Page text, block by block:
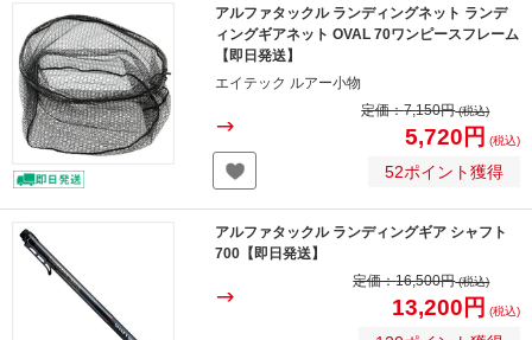
アルファタックル ランディングネット ランデ
ィングギアネット OVAL 70ワンピースフレーム
【即日発送】
エイテック ルアー小物
定価：7,150円(税込)
5,720円 (税込)
52ポイント獲得
アルファタックル ランディングギア シャフト
700【即日発送】
定価：16,500円(税込)
13,200円 (税込)